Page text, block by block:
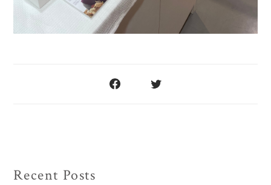
Recent Posts